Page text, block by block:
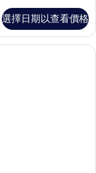
選擇日期以查看價格